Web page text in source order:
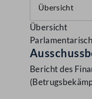
Übersicht
Bericht des